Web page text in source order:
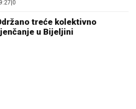
0
treće kolektivno
u Bijeljini